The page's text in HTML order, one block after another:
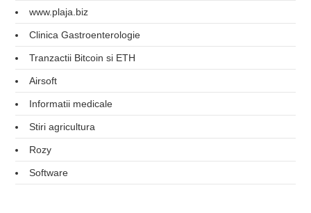
www.plaja.biz
Clinica Gastroenterologie
Tranzactii Bitcoin si ETH
Airsoft
Informatii medicale
Stiri agricultura
Rozy
Software